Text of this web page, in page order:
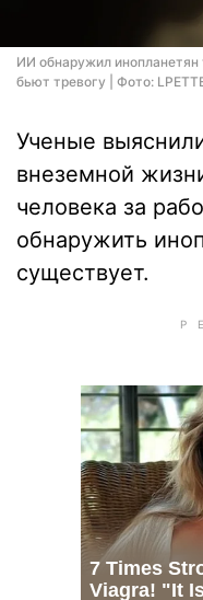
ИИ обнаружил
бьют тревогу | Фото:
Ученые
внеземной
человека за
обнаружить
существует.